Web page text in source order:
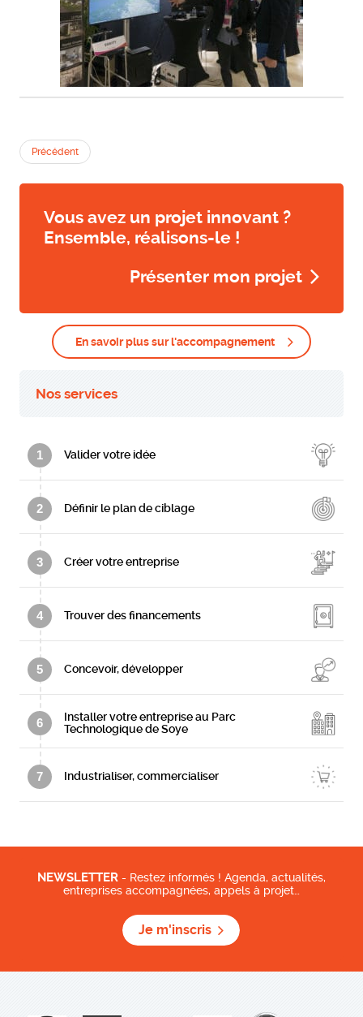
Précédent
Vous avez un projet innovant ?
Ensemble, réalisons-le !
Présenter mon projet
En savoir plus sur l'accompagnement
Nos services
1 Valider votre idée
2 Définir le plan de ciblage
3 Créer votre entreprise
4 Trouver des financements
5 Concevoir, développer
6
Installer votre entreprise au Parc
Technologique de Soye
7 Industrialiser, commercialiser
NEWSLETTER - Restez informés ! Agenda, actualités,
entreprises accompagnées, appels à projet…
Je m'inscris